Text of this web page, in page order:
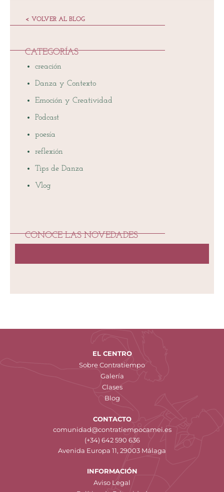
< VOLVER AL BLOG
CATEGORÍAS
creación
Danza y Contexto
Emoción y Creatividad
Podcast
poesía
reflexión
Tips de Danza
Vlog
CONOCE LAS NOVEDADES
EL CENTRO
Sobre Contratiempo
Galería
Clases
Blog
CONTACTO
comunidad@contratiempocamei.es
(+34) 642 590 636
Avenida Europa 11, 29003 Málaga
INFORMACIÓN
Aviso Legal